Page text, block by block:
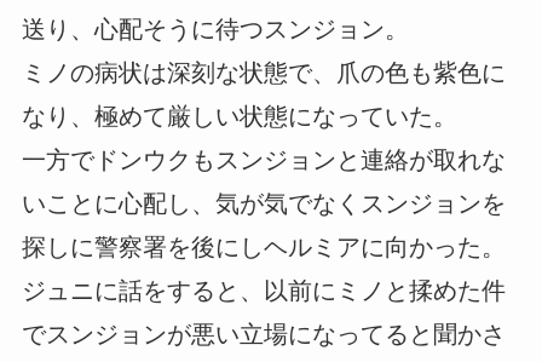
送り、心配そうに待つスンジョン。
ミノの病状は深刻な状態で、爪の色も紫色に
なり、極めて厳しい状態になっていた。
一方でドンウクもスンジョンと連絡が取れな
いことに心配し、気が気でなくスンジョンを
探しに警察署を後にしヘルミアに向かった。
ジュニに話をすると、以前にミノと揉めた件
でスンジョンが悪い立場になってると聞かさ